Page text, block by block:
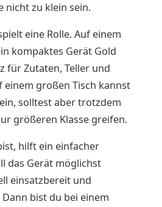
nicht zu klein sein.
eine Rolle. Auf einem
kompaktes Gerät Gold
für Zutaten, Teller und
einem großen Tisch kannst
solltest aber trotzdem
größeren Klasse greifen.
hilft ein einfacher
das Gerät möglichst
einsatzbereit und
bist du bei einem